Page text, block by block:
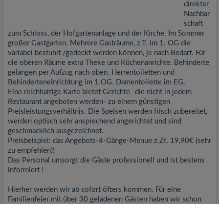
direkter
Nachbar
schaft
zum Schloss, der Hofgartenanlage und der Kirche. Im Sommer
großer Gastgarten. Mehrere Gasträume, z.T. im 1. OG die
variabel bestuhlt /gedeckt werden können, je nach Bedarf. Für
die oberen Räume extra Theke und Küchenanrichte. Behinderte
gelangen per Aufzug nach oben. Herrentoiletten und
Behinderteneinrichtung im 1.OG. Damentoilette im EG.
Eine reichhaltige Karte bietet Gerichte -die nicht in jedem
Restaurant angeboten werden- zu einem günstigen
Preisleistungsverhältnis. Die Speisen werden frisch zubereitet,
werden optisch sehr ansprechend angerichtet und sind
geschmacklich ausgezeichnet.
Preisbeispiel: das Angebots-4-Gänge-Menue z.Zt. 19,90€ (sehr
zu empfehlen)!
Das Personal umsorgt die Gäste professionell und ist bestens
informiert !
Hierher werden wir ab sofort öfters kommen. Für eine
Familienfeier mit über 30 geladenen Gästen haben wir schon